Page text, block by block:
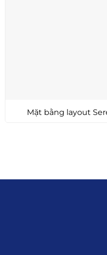
Mặt bằng layout